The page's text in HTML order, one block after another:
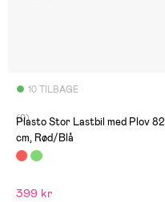
10 TILBAGE
(0)
Plasto Stor Lastbil med Plov 82
cm, Rød/Blå
399 kr